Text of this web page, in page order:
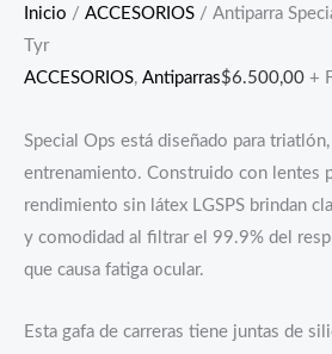
Inicio / ACCESORIOS / Antiparra
Tyr
ACCESORIOS, Antiparras$6.500,00 +
Special Ops está diseñado para
entrenamiento. Construido con lentes
rendimiento sin látex LGSPS brindan
y comodidad al filtrar el 99.9% del
que causa fatiga ocular.
Esta gafa de carreras tiene juntas de